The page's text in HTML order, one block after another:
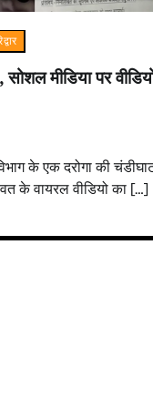
सोशल मीडिया पर
के एक दरोगा की
के वायरल वीडियो का […]